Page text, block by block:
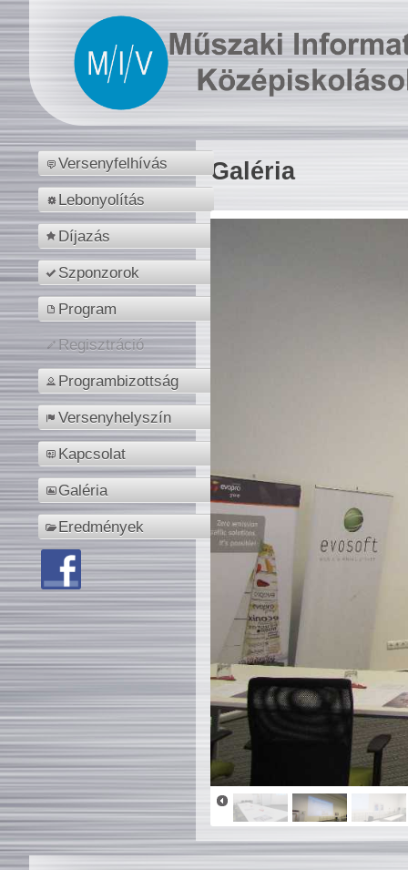
Versenyfelhívás
Lebonyolítás
Díjazás
Szponzorok
Program
Regisztráció
Programbizottság
Versenyhelyszín
Kapcsolat
Galéria
Eredmények
Galéria